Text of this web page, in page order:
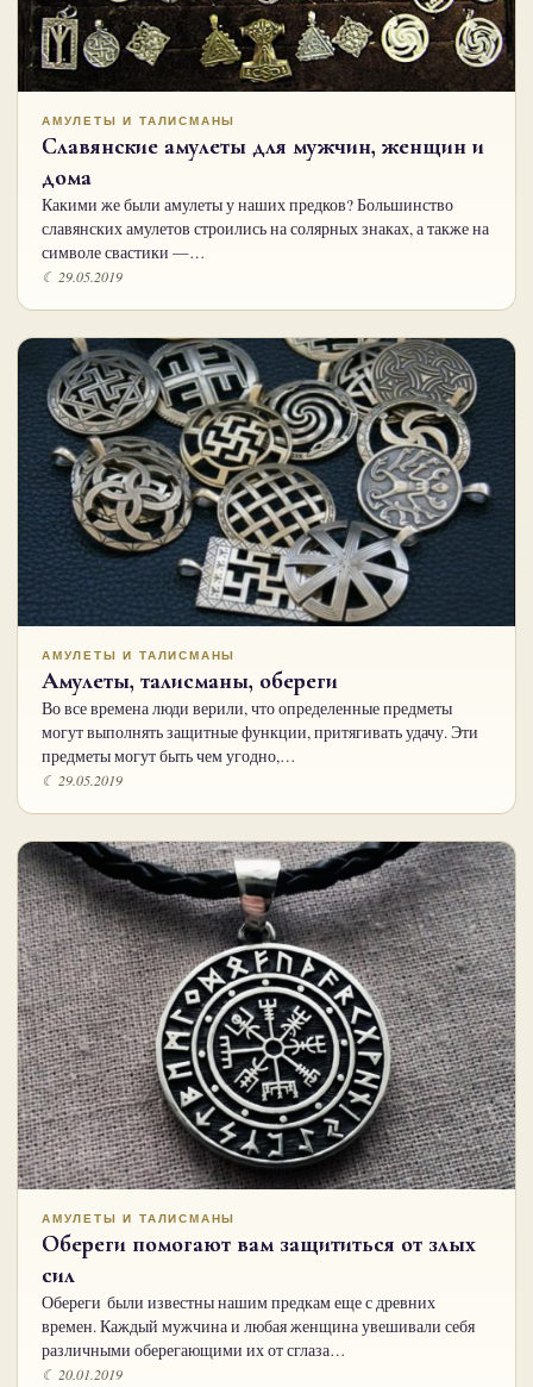
АМУЛЕТЫ И ТАЛИСМАНЫ
Славянские амулеты для мужчин, женщин и
дома
Какими же были амулеты у наших предков? Большинство
славянских амулетов строились на солярных знаках, а также на
символе свастики —…
☾ 29.05.2019
АМУЛЕТЫ И ТАЛИСМАНЫ
Амулеты, талисманы, обереги
Во все времена люди верили, что определенные предметы
могут выполнять защитные функции, притягивать удачу. Эти
предметы могут быть чем угодно,…
☾ 29.05.2019
АМУЛЕТЫ И ТАЛИСМАНЫ
Обереги помогают вам защититься от злых
сил
Обереги были известны нашим предкам еще с древних
времен. Каждый мужчина и любая женщина увешивали себя
различными оберегающими их от сглаза…
☾ 20.01.2019